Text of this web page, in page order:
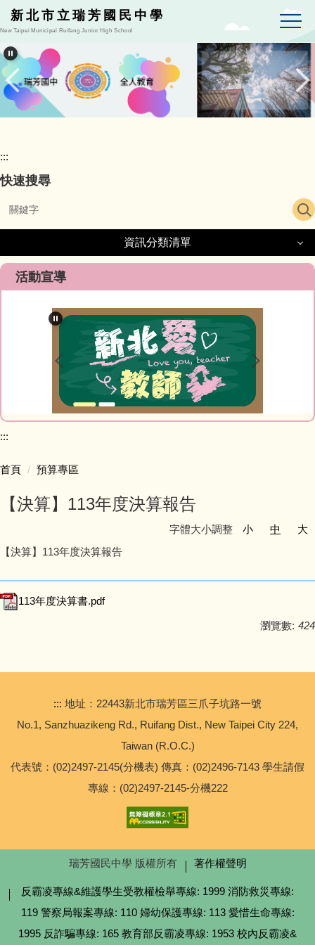
跳
到
要
內
容
區
新北市立瑞芳國民中學
New Taipei Municipal Ruifang Junior High School
:::
快速搜尋
資訊分類清單
資訊分類清單
最新消息
教師Blog
榮譽榜網站
研習資訊
網路資源
總務處
【校外轉知】2026年六福永續獎比賽
【專任運動教練甄選】公告本校114學年度代理羽球專任
活動宣導
:::
首頁 預算專區
【決算】113年度決算報告
字體大小調整 小 中
大
【決算】113年度決算報告
113年度決算書.pdf
瀏覽數: 424
::: 地址：22443新北市瑞芳區三爪子坑路一號
No.1, Sanzhuazikeng Rd., Ruifang Dist., New Taipei City 224,
Taiwan (R.O.C.)
代表號：(02)2497-2145(分機表) 傳真：(02)2496-7143 學生請假
專線：(02)2497-2145-分機222
瑞芳國民中學 版權所有 著作權聲明
反霸凌專線&維護學生受教權檢舉專線: 1999 消防救災專線:
119 警察局報案專線: 110 婦幼保護專線: 113 愛惜生命專線:
1995 反詐騙專線: 165 教育部反霸凌專線: 1953 校內反霸凌&